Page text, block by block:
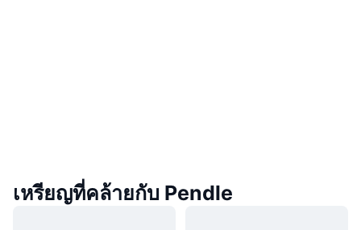
เหรียญที่คล้ายกับ Pendle